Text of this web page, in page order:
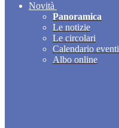
Novità
Panoramica
Le notizie
Le circolari
Calendario eventi
Albo online